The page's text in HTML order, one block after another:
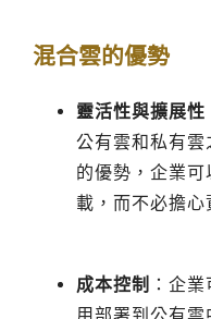
混合雲的優勢
靈活性與擴展性
公有雲和私有
的優勢，企業
載，而不必擔心
成本控制 ：企
用部署到公有